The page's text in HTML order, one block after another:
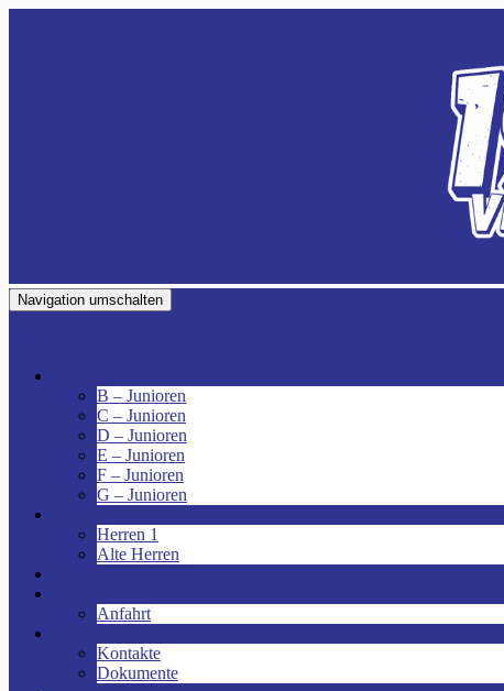
Navigation umschalten
B – Junioren
C – Junioren
D – Junioren
E – Junioren
F – Junioren
G – Junioren
Herren 1
Alte Herren
Anfahrt
Kontakte
Dokumente